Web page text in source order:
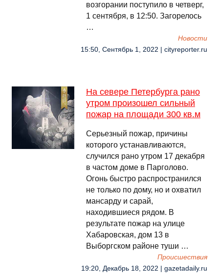
возгорании поступило в четверг,
1 сентября, в 12:50. Загорелось
…
Новости
15:50, Сентябрь 1, 2022 | cityreporter.ru
На севере Петербурга рано
утром произошел сильный
пожар на площади 300 кв.м
Серьезный пожар, причины
которого устанавливаются,
случился рано утром 17 декабря
в частом доме в Парголово.
Огонь быстро распространился
не только по дому, но и охватил
мансарду и сарай,
находившиеся рядом. В
результате пожар на улице
Хабаровская, дом 13 в
Выборгском районе туши …
Происшествия
19:20, Декабрь 18, 2022 | gazetadaily.ru